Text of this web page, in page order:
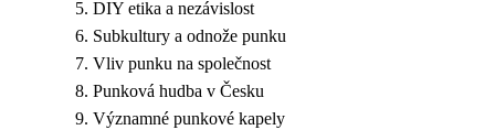
DIY etika a nezávislost
Subkultury a odnože punku
Vliv punku na společnost
Punková hudba v Česku
Významné punkové kapely